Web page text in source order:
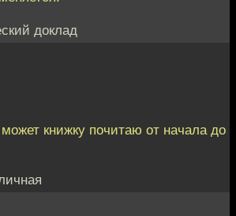
доклад
книжку почитаю от начала до